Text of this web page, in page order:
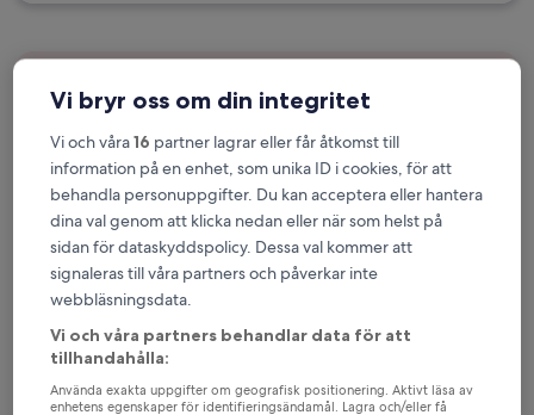
Alternativ med gratis avbokning om
planerna ändras
Tjäna förmåner för varje natt du bor
Spara mer med medlemspriser
Se priser för dessa datum
Nästa helg
Om två veckor
Vi bryr oss om din integritet
Vi och våra16 partner lagrar eller får åtkomst till
information på en enhet, som unika ID i cookies, för att
behandla personuppgifter. Du kan acceptera eller hantera
dina val genom att klicka nedan eller när som helst på
sidan för dataskyddspolicy. Dessa val kommer att
signaleras till våra partners och påverkar inte
webbläsningsdata.
Vi och våra partners behandlar data för att
tillhandahålla:
Använda exakta uppgifter om geografisk positionering. Aktivt läsa av
enhetens egenskaper för identifieringsändamål. Lagra och/eller få